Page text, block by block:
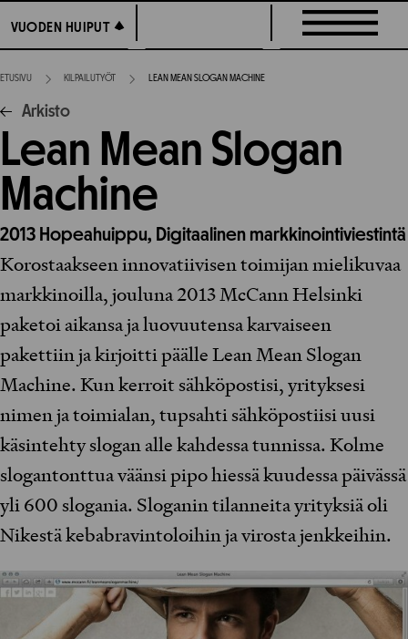
suoraan
sisältöön
VUODEN HUIPUT
VUODEN HUIPUT
ETUSIVU KILPAILUTYÖT LEAN MEAN SLOGAN MACHINE
Arkisto
Lean Mean Slogan
Machine
2013 Hopeahuippu, Digitaalinen markkinointiviestintä
Korostaakseen innovatiivisen toimijan mielikuvaa
markkinoilla, jouluna 2013 McCann Helsinki
paketoi aikansa ja luovuutensa karvaiseen
pakettiin ja kirjoitti päälle Lean Mean Slogan
Machine. Kun kerroit sähköpostisi, yrityksesi
nimen ja toimialan, tupsahti sähköpostiisi uusi
käsintehty slogan alle kahdessa tunnissa. Kolme
slogantonttua väänsi pipo hiessä kuudessa päivässä
yli 600 slogania. Sloganin tilanneita yrityksiä oli
Nikestä kebabravintoloihin ja virosta jenkkeihin.